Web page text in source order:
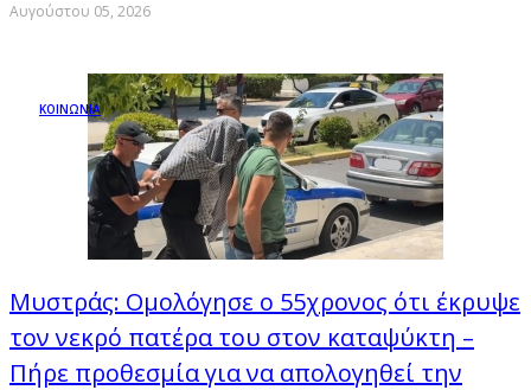
Αυγούστου 05, 2026
ΚΟΙΝΩΝΙΑ
Μυστράς: Ομολόγησε ο 55χρονος ότι έκρυψε
τον νεκρό πατέρα του στον καταψύκτη –
Πήρε προθεσμία για να απολογηθεί την